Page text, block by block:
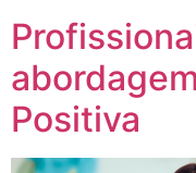
Positiva